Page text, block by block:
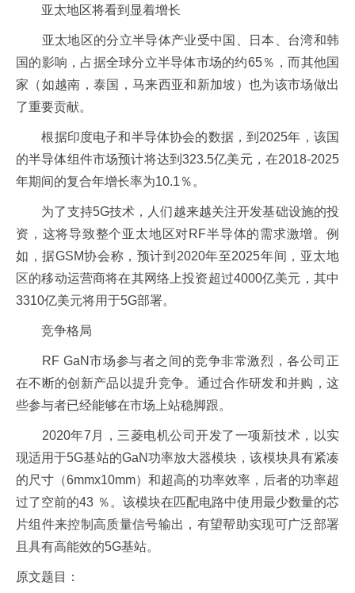
亚太地区将看到显着增长
亚太地区的分立半导体产业受中国、日本、台湾和韩
国的影响，占据全球分立半导体市场的约65％，而其他国
家（如越南，泰国，马来西亚和新加坡）也为该市场做出
了重要贡献。
根据印度电子和半导体协会的数据，到2025年，该国
的半导体组件市场预计将达到323.5亿美元，在2018-2025
年期间的复合年增长率为10.1％。
为了支持5G技术，人们越来越关注开发基础设施的投
资，这将导致整个亚太地区对RF半导体的需求激增。例
如，据GSM协会称，预计到2020年至2025年间，亚太地
区的移动运营商将在其网络上投资超过4000亿美元，其中
3310亿美元将用于5G部署。
竞争格局
RF GaN市场参与者之间的竞争非常激烈，各公司正
在不断的创新产品以提升竞争。通过合作研发和并购，这
些参与者已经能够在市场上站稳脚跟。
2020年7月，三菱电机公司开发了一项新技术，以实
现适用于5G基站的GaN功率放大器模块，该模块具有紧凑
的尺寸（6mmx10mm）和超高的功率效率，后者的功率超
过了空前的43 ％。该模块在匹配电路中使用最少数量的芯
片组件来控制高质量信号输出，有望帮助实现可广泛部署
且具有高能效的5G基站。
原文题目：